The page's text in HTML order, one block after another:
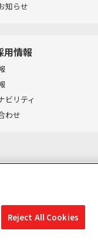
知らせ
用情報
ビリティ
わせ
Reject All Cookies